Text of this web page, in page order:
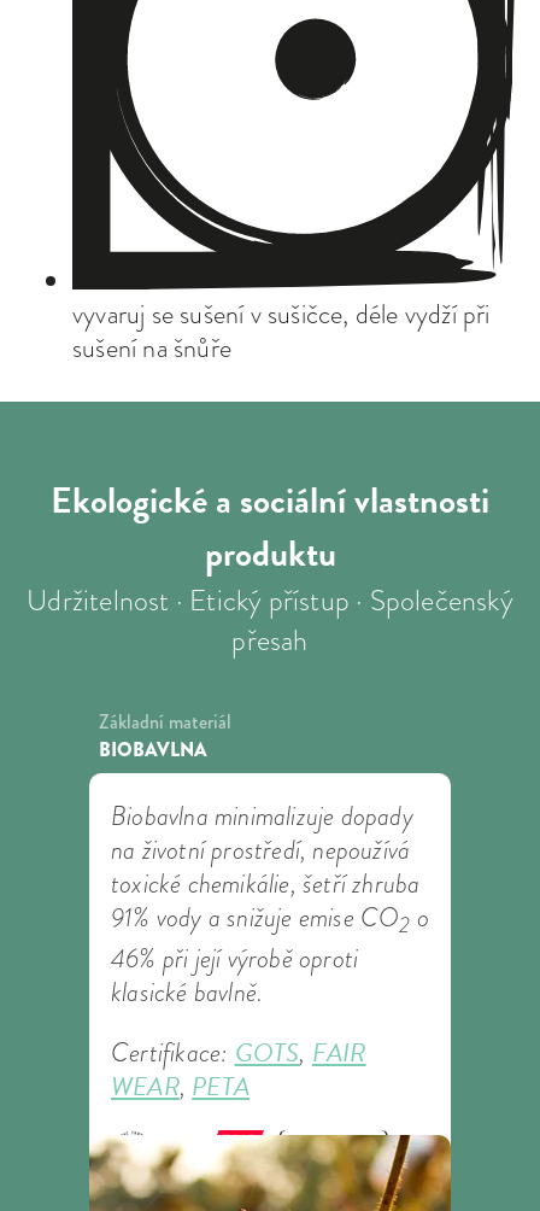
vyvaruj se sušení v sušičce, déle vydží při
sušení na šnůře
Ekologické a sociálnívlastnosti
produktu
Udržitelnost · Etický přístup · Společenský
přesah
Základní materiál
BIOBAVLNA
Biobavlna minimalizuje dopady
na životní prostředí, nepoužívá
toxické chemikálie, šetří zhruba
91% vody a snižuje emise CO2 o
46% při její výrobě oproti
klasické bavlně.
Certifikace: GOTS, FAIR
WEAR, PETA